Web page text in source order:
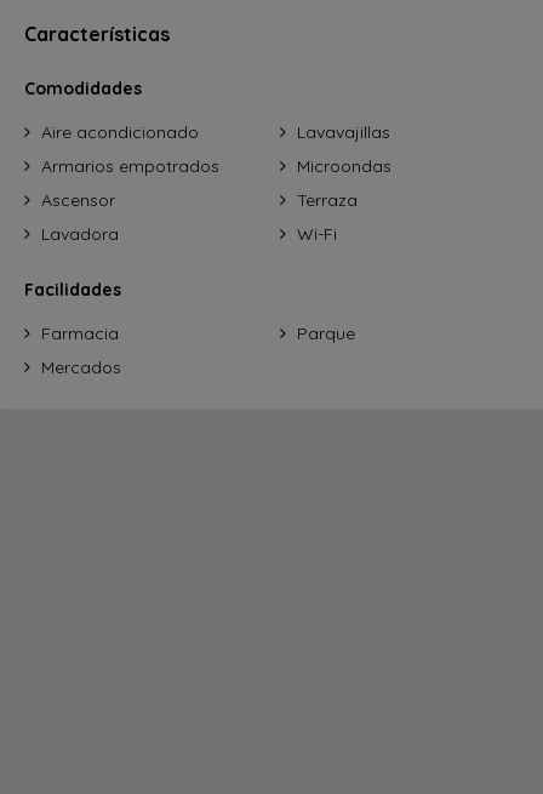
Características
Comodidades
Aire acondicionado
Armarios empotrados
Ascensor
Lavadora
Lavavajillas
Microondas
Terraza
Wi-Fi
Facilidades
Farmacia
Mercados
Parque